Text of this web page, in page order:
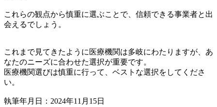
これらの観点から慎重に選ぶことで、信頼できる事業者と出
会えるでしょう。
これまで見てきたように医療機関は多岐にわたりますが、あ
なたのニーズに合わせた選択が重要です。
医療機関選びは慎重に行って、ベストな選択をしてくださ
い。
執筆年月日：2024年11月15日